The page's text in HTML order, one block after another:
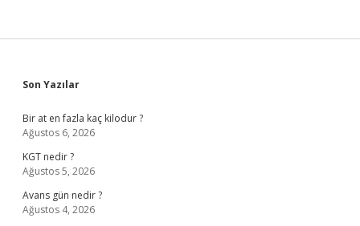
Sidebar
Son Yazılar
Bir at en fazla kaç kilodur ?
Ağustos 6, 2026
KGT nedir ?
Ağustos 5, 2026
Avans gün nedir ?
Ağustos 4, 2026